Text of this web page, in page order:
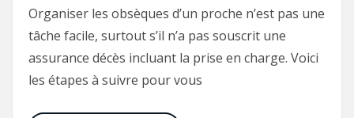
Organiser les obsèques d’un proche n’est pas une
tâche facile, surtout s’il n’a pas souscrit une
assurance décès incluant la prise en charge. Voici
les étapes à suivre pour vous